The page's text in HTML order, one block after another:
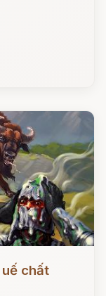
chất